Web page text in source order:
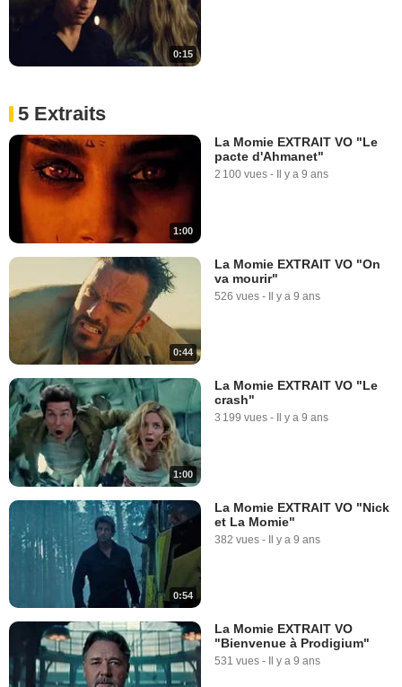
0:15
5 Extraits
1:00
La Momie EXTRAIT VO "Le
pacte d'Ahmanet"
2 100 vues - Il y a 9 ans
0:44
La Momie EXTRAIT VO "On
va mourir"
526 vues - Il y a 9 ans
1:00
La Momie EXTRAIT VO "Le
crash"
3 199 vues - Il y a 9 ans
0:54
La Momie EXTRAIT VO "Nick
et La Momie"
382 vues - Il y a 9 ans
La Momie EXTRAIT VO
"Bienvenue à Prodigium"
531 vues - Il y a 9 ans